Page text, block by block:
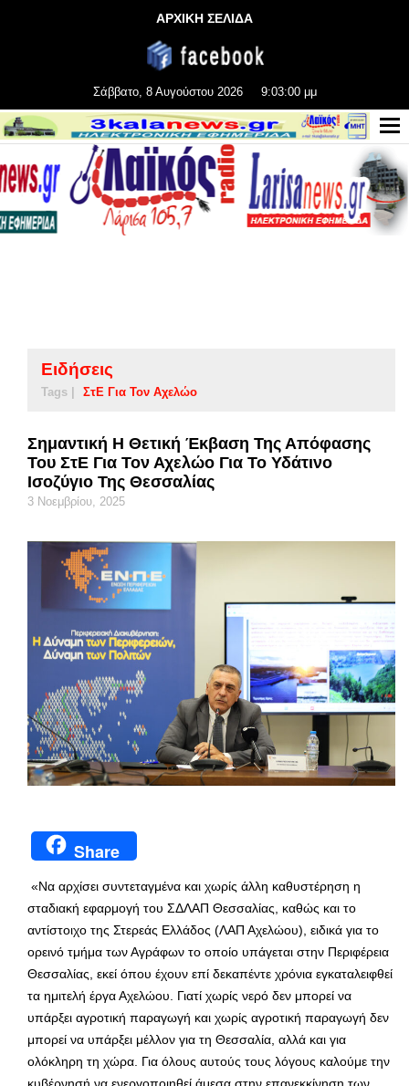
ΑΡΧΙΚΗ ΣΕΛΙΔΑ
Σάββατο, 8 Αυγούστου 2026 9:03:01 μμ
Ειδήσεις
Tags | ΣτΕ Για Τον Αχελώο
Σημαντική Η Θετική Έκβαση Της Απόφασης
Του ΣτΕ Για Τον Αχελώο Για Το Υδάτινο
Ισοζύγιο Της Θεσσαλίας
3 Νοεμβρίου, 2025
Share
«Να αρχίσει συντεταγμένα και χωρίς άλλη καθυστέρηση η
σταδιακή εφαρμογή του ΣΔΛΑΠ Θεσσαλίας, καθώς και το
αντίστοιχο της Στερεάς Ελλάδος (ΛΑΠ Αχελώου), ειδικά για το
ορεινό τμήμα των Αγράφων το οποίο υπάγεται στην Περιφέρεια
Θεσσαλίας, εκεί όπου έχουν επί δεκαπέντε χρόνια εγκαταλειφθεί
τα ημιτελή έργα Αχελώου. Γιατί χωρίς νερό δεν μπορεί να
υπάρξει αγροτική παραγωγή και χωρίς αγροτική παραγωγή δεν
μπορεί να υπάρξει μέλλον για τη Θεσσαλία, αλλά και για
ολόκληρη τη χώρα. Για όλους αυτούς τους λόγους καλούμε την
κυβέρνησή να ενεργοποιηθεί άμεσα στην επανεκκίνηση των